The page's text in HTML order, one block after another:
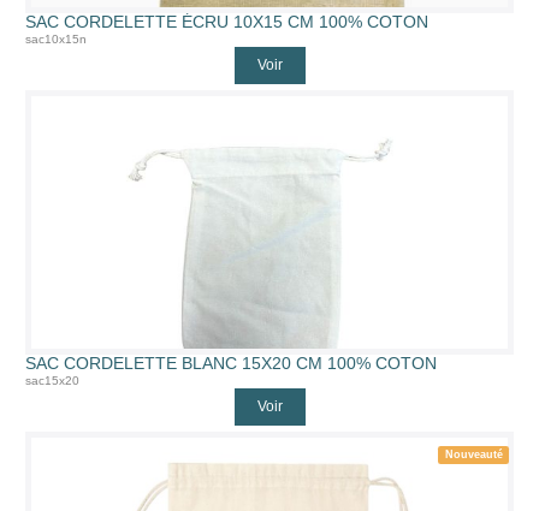
SAC CORDELETTE ÉCRU 10X15 CM 100% COTON
sac10x15n
Voir
SAC CORDELETTE BLANC 15X20 CM 100% COTON
sac15x20
Voir
Nouveauté